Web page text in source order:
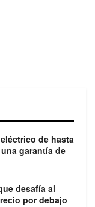
eléctrico de hasta
garantía de
desafía al
por debajo